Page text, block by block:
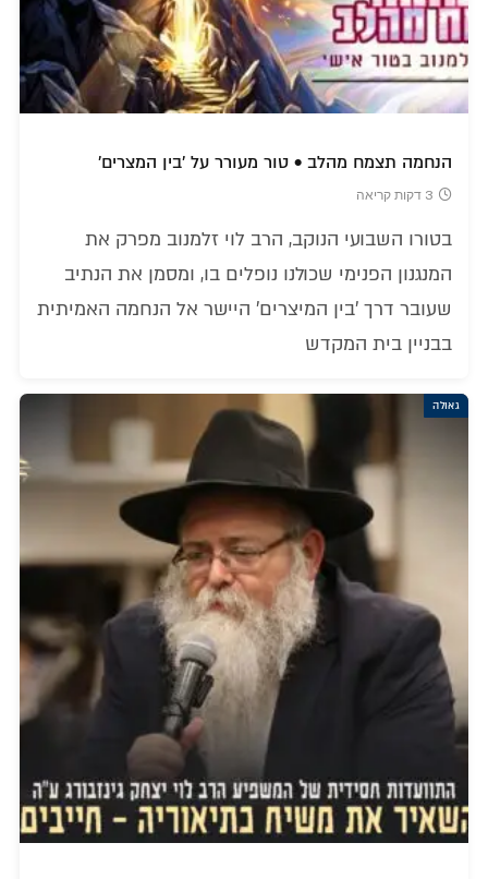
הנחמה תצמח מהלב • טור מעורר על 'בין המצרים'
3 דקות קריאה
בטורו השבועי הנוקב, הרב לוי זלמנוב מפרק את
המנגנון הפנימי שכולנו נופלים בו, ומסמן את הנתיב
שעובר דרך 'בין המיצרים' היישר אל הנחמה האמיתית
בבניין בית המקדש
גאולה